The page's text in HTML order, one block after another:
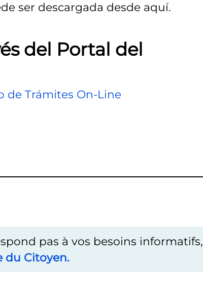
ser descargada desde aquí.
del Portal del
de Trámites On-Line
pas à vos besoins informatifs,
du Citoyen.